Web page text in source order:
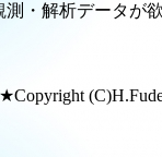
析データが欲し
★Copyright